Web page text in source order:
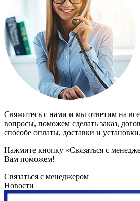
Свяжитесь с нами и мы ответим на
вопросы, поможем сделать заказ,
способе оплаты, доставки и установки.
Нажмите кнопку «Связаться с
Вам поможем!
Связаться с менеджером
Новости